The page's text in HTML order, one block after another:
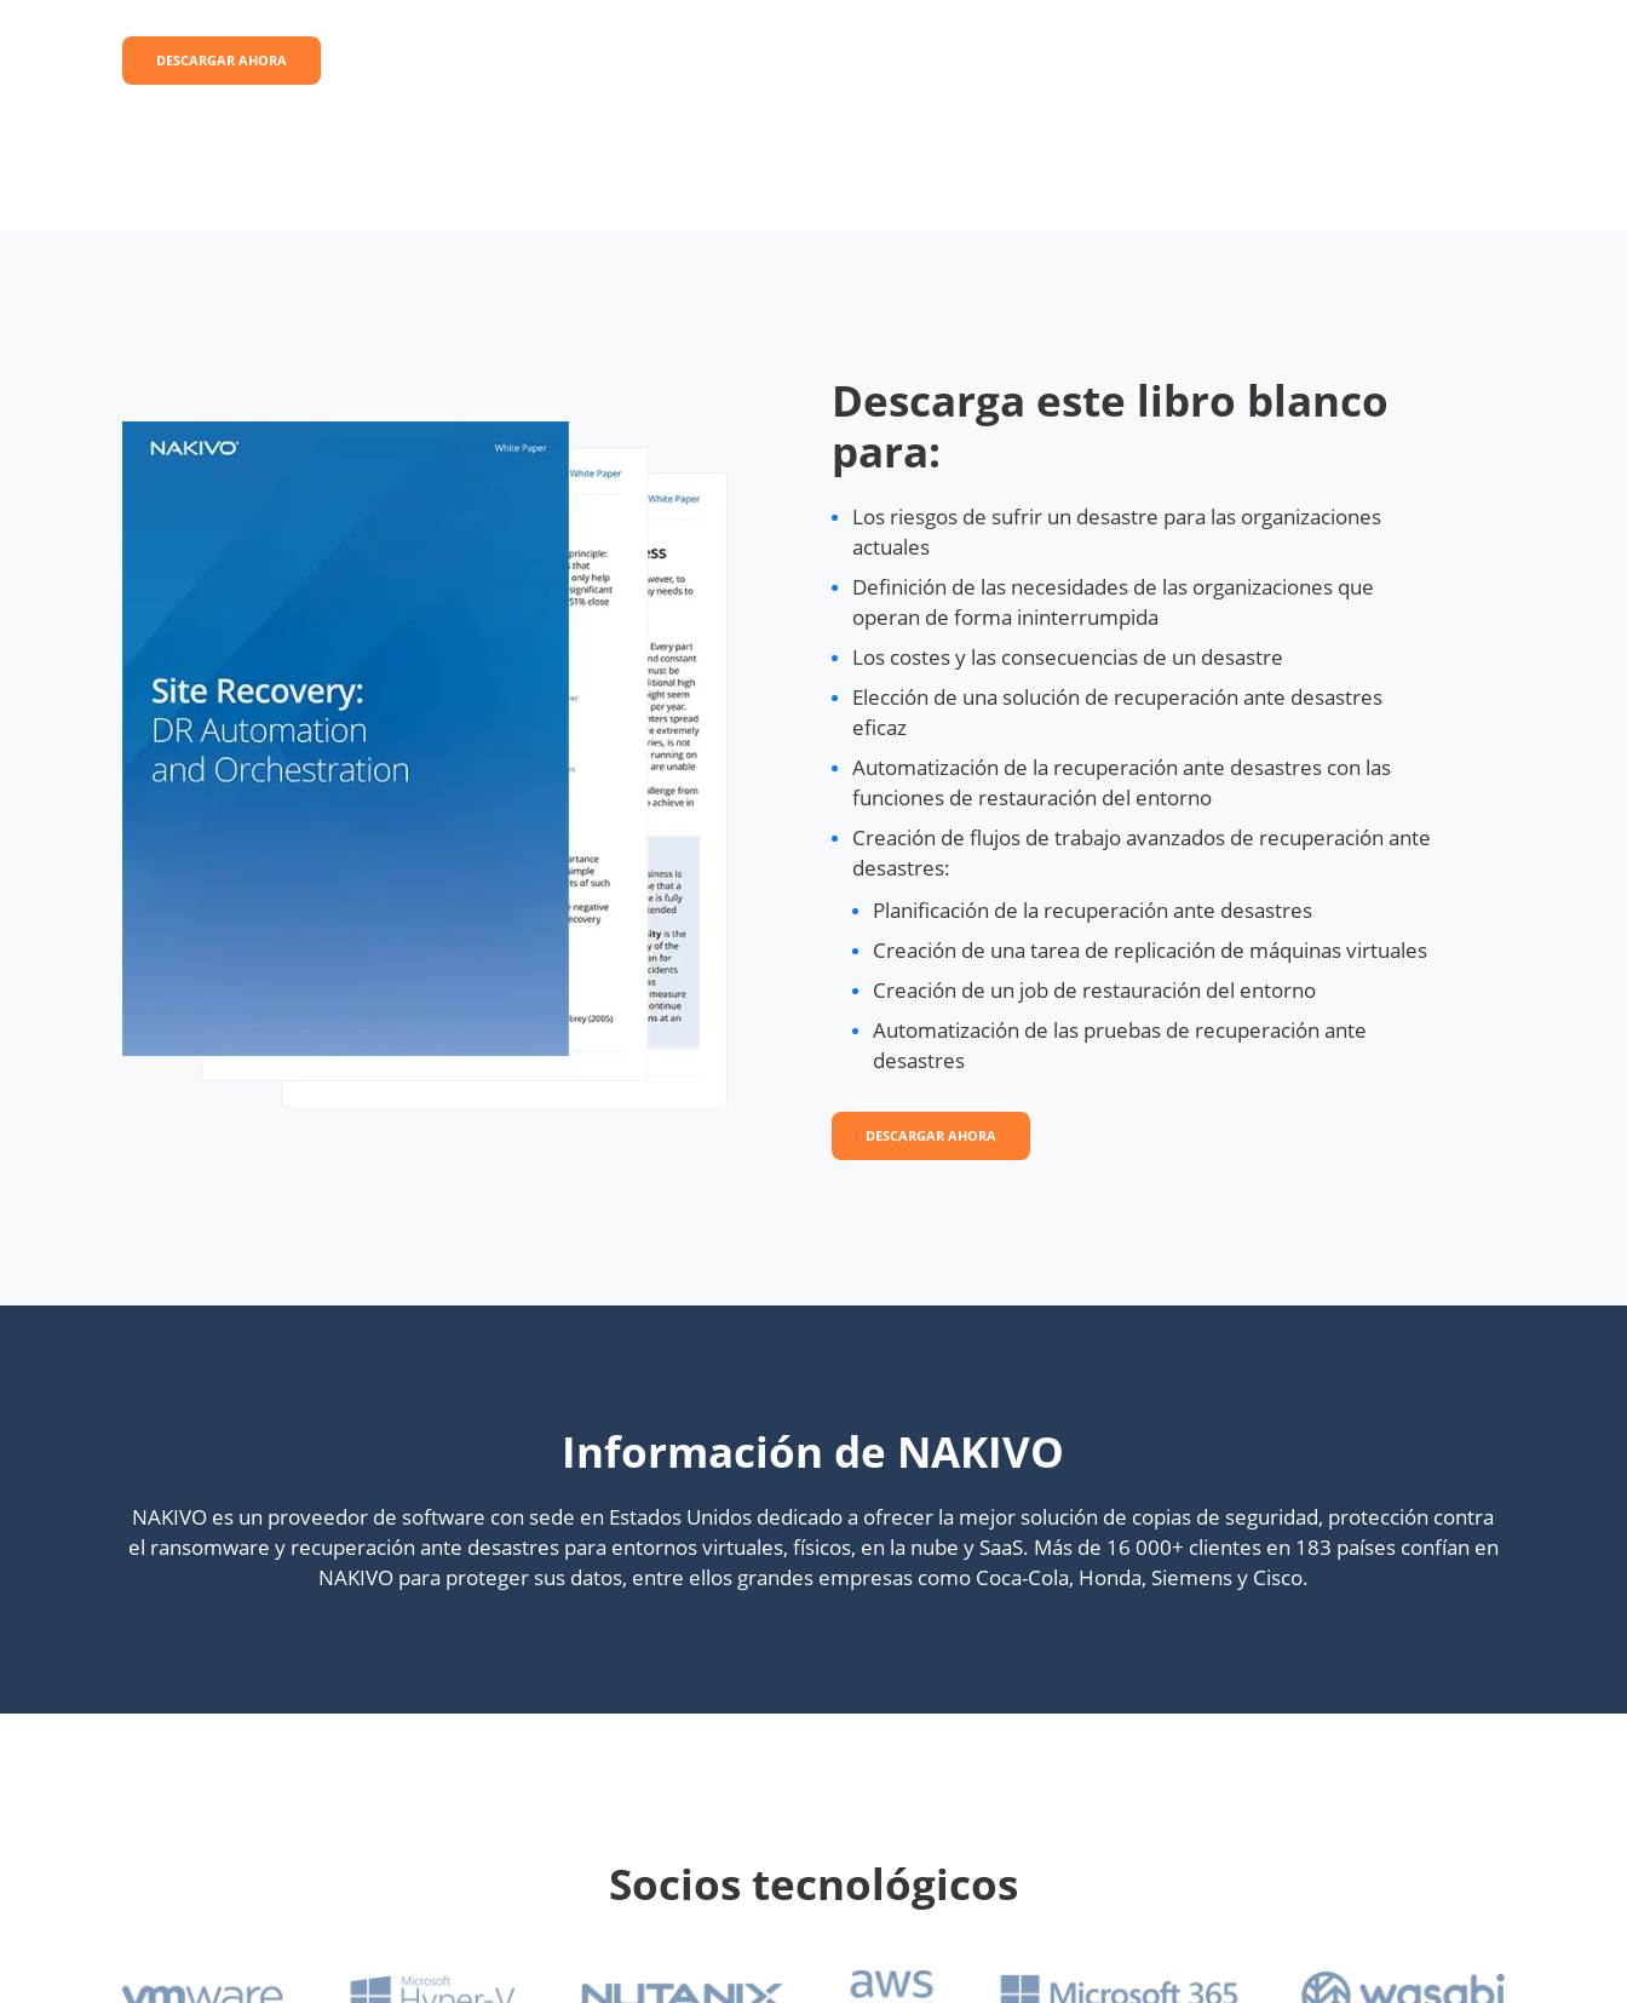
DESCARGAR AHORA
Descarga este libro blanco
para:
Los riesgos de sufrir un desastre para las organizaciones
actuales
Definición de las necesidades de las organizaciones que
operan de forma ininterrumpida
Los costes y las consecuencias de un desastre
Elección de una solución de recuperación ante desastres
eficaz
Automatización de la recuperación ante desastres con las
funciones de restauración del entorno
Creación de flujos de trabajo avanzados de recuperación ante
desastres:
Planificación de la recuperación ante desastres
Creación de una tarea de replicación de máquinas virtuales
Creación de un job de restauración del entorno
Automatización de las pruebas de recuperación ante
desastres
DESCARGAR AHORA
Información de NAKIVO
NAKIVO es un proveedor de software con sede en Estados Unidos dedicado a ofrecer la mejor solución de copias de seguridad, protección contra
el ransomware y recuperación ante desastres para entornos virtuales, físicos, en la nube y SaaS. Más de 16 000+ clientes en 183 países confían en
NAKIVO para proteger sus datos, entre ellos grandes empresas como Coca-Cola, Honda, Siemens y Cisco.
Socios tecnológicos